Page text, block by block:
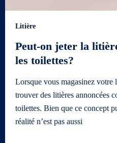
Litière
Peut-on jeter la
les toilettes?
Lorsque vous magasinez
trouver des litières annoncées
toilettes. Bien que ce concept
réalité n’est pas aussi